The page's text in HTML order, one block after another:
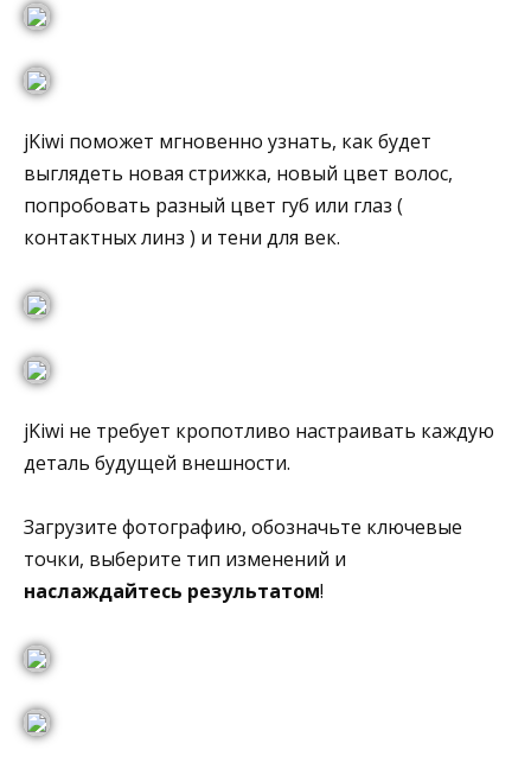
jKiwi поможет мгновенно узнать, как будет
выглядеть новая стрижка, новый цвет волос,
попробовать разный цвет губ или глаз (
контактных линз ) и тени для век.
jKiwi не требует кропотливо настраивать каждую
деталь будущей внешности.
Загрузите фотографию, обозначьте ключевые
точки, выберите тип изменений и
наслаждайтесь результатом!